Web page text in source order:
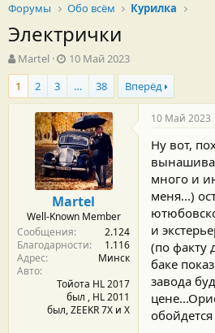
Форумы
Обо всём Курилка
Электрички
А
в
т
о
Martel
Д
а
а
н
а
ч
а
л
а
10 Май 2023
1
2 3 … 38 Вперёд
Martel
Well-Known Member
Сообщения
2.124
Благодарности
1.116
Адрес
Минск
Авто
Тойота HL 2017
был , HL 2011
был, ZEEKR 7X и Х
10 Май 2023
Ну вот,
много и
меня...)
и
(по факту
баке
завода